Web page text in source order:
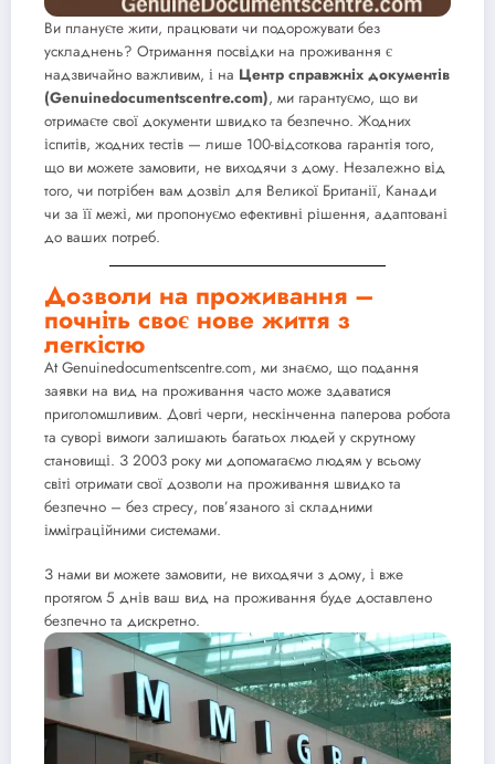
Ви плануєте жити, працювати чи подорожувати без
ускладнень? Отримання посвідки на проживання є
надзвичайно важливим, і на Центр справжніх документів
(Genuinedocumentscentre.com), ми гарантуємо, що ви
отримаєте свої документи швидко та безпечно. Жодних
іспитів, жодних тестів — лише 100-відсоткова гарантія того,
що ви можете замовити, не виходячи з дому. Незалежно від
того, чи потрібен вам дозвіл для Великої Британії, Канади
чи за її межі, ми пропонуємо ефективні рішення, адаптовані
до ваших потреб.
Дозволи на проживання –
почніть своє нове життя з
легкістю
AtGenuinedocumentscentre.com, ми знаємо, що подання
заявки на вид на проживання часто може здаватися
приголомшливим. Довгі черги, нескінченна паперова робота
та суворі вимоги залишають багатьох людей у ​​скрутному
становищі. З 2003 року ми допомагаємо людям у всьому
світі отримати свої дозволи на проживання швидко та
безпечно – без стресу, пов’язаного зі складними
імміграційними системами.
З нами ви можете замовити, не виходячи з дому, і вже
протягом 5 днів ваш вид на проживання буде доставлено
безпечно та дискретно.